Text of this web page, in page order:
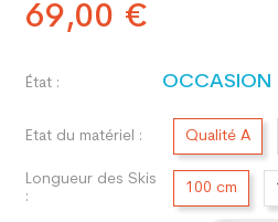
69,00 €
État : OCCASION
Etat du matériel : Qualité A
Longueur des Skis
:
100 cm